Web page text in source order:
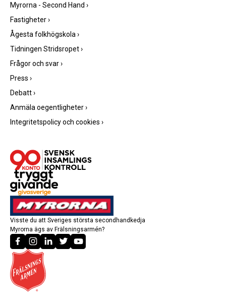
Myrorna - Second Hand ›
Fastigheter›
Ågesta folkhögskola ›
Tidningen Stridsropet›
Frågor och svar›
Press ›
Debatt›
Anmäla oegentligheter›
Integritetspolicy och cookies ›
Visste du att Sveriges största secondhandkedja
Myrorna ägs av Frälsningsarmén?